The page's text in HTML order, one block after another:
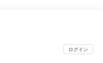
ログイン